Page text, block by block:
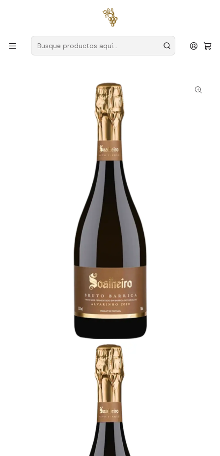
para pedidos superiores a
Productores
Vino Verde (Monção & Melgaço)
Soleado
Sunny Sparkling Alvarinho Brut Barrica Magnum 1.5L